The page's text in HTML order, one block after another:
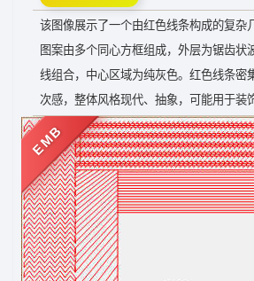
该图像展示了一个由红色线条构成的复杂
图案由多个同心方框组成，外层为锯齿状
线组合，中心区域为纯灰色。红色线条密
次感，整体风格现代、抽象，可能用于装
EMB